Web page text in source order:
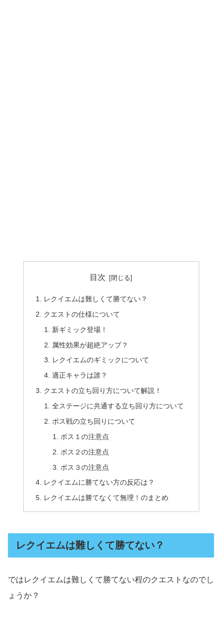
目次
レクイエムは難しくて勝てない？
クエストの仕様について
新ギミック登場！
属性効果が超絶アップ？
レクイエムのギミックについて
適正キャラは誰？
クエストの立ち回り方について解説！
全ステージに共通する立ち回り方について
ボス戦の立ち回りについて
ボス１の注意点
ボス２の注意点
ボス３の注意点
レクイエムに勝てない方の反応は？
レクイエムは勝てなくて無理！のまとめ
レクイエムは難しくて勝てない？
ではレクイエムは難しくて勝てない程のクエストなのでし
ょうか？